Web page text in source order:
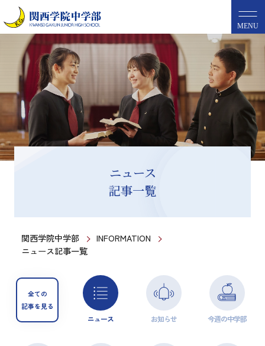
MENU
ニュース
記事一覧
関西学院中学部
INFORMATION
ニュース記事一覧
全ての
記事を見る
ニュース お知らせ 今週の中学部